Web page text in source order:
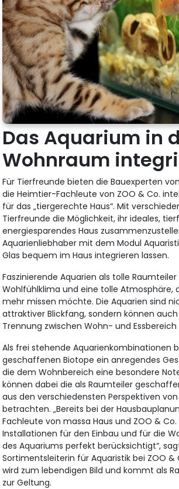
Das Aquarium in
Wohnraum
Für Tierfreunde bieten die Bauexperten
die Heimtier-Fachleute von ZOO & Co.
für das „tiergerechte Haus“. Mit
Tierfreunde die Möglichkeit, ihr ideales,
energiesparendes Haus
Aquarienliebhaber mit dem Modul
Glas bequem im Haus integrieren lassen.
Faszinierende Aquarien als tolle
Wohlfühlklima und eine tolle Atmosphäre,
mehr missen möchte. Die Aquarien sind
attraktiver Blickfang, sondern können
Trennung zwischen Wohn- und Essbereich
Als frei stehende Aquarienkombinationen
geschaffenen Biotope ein anregendes
die dem Wohnbereich eine besondere
können dabei die als Raumteiler
aus den verschiedensten Perspektiven
betrachten. „Bereits bei der
Fachleute von massa Haus und ZOO &
Installationen für den Einbau und für die
des Aquariums perfekt berücksichtigt“,
Sortimentsleiterin für Aquaristik bei ZOO &
wird zum lebendigen Bild und kommt als
zur Geltung.